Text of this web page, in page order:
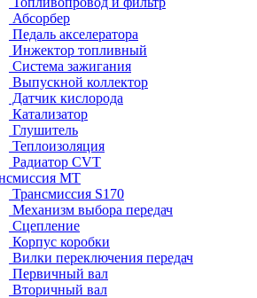
Абсорбер
Педаль акселератора
Инжектор топливный
Система зажигания
Выпускной коллектор
Датчик кислорода
Катализатор
Глушитель
Теплоизоляция
Радиатор CVT
MT
Трансмиссия S170
Механизм выбора передач
Сцепление
Корпус коробки
Вилки переключения передач
Первичный вал
Вторичный вал